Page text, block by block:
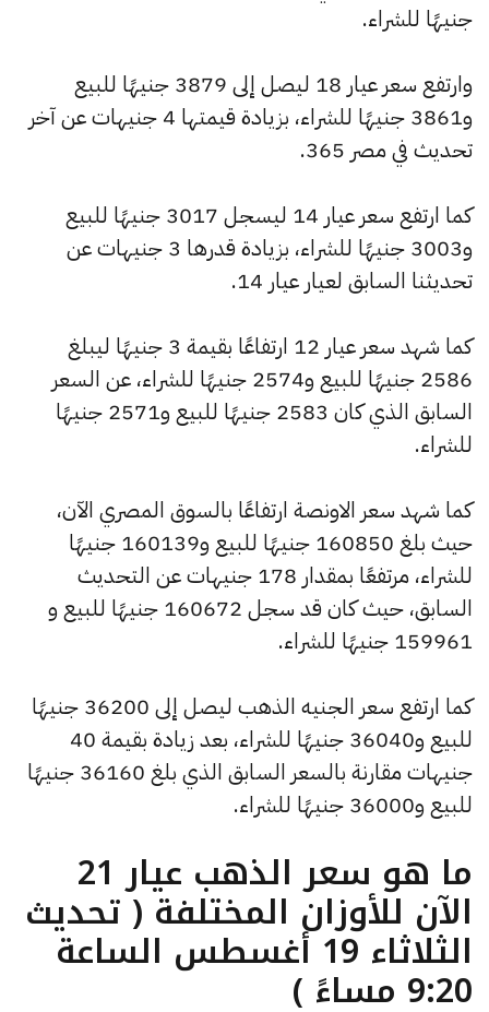
جنيهًا للشراء.
وارتفع سعر عيار 18 ليصل إلى 3879 جنيهًا للبيع
و3861 جنيهًا للشراء، بزيادة قيمتها 4 جنيهات عن آخر
تحديث في مصر 365.
كما ارتفع سعر عيار 14 ليسجل 3017 جنيهًا للبيع
و3003 جنيهًا للشراء، بزيادة قدرها 3 جنيهات عن
تحديثنا السابق لعيار عيار 14.
كما شهد سعر عيار 12 ارتفاعًا بقيمة 3 جنيهًا ليبلغ
2586 جنيهًا للبيع و2574 جنيهًا للشراء، عن السعر
السابق الذي كان 2583 جنيهًا للبيع و2571 جنيهًا
للشراء.
كما شهد سعر الاونصة ارتفاعًا بالسوق المصري الآن،
حيث بلغ 160850 جنيهًا للبيع و160139 جنيهًا
للشراء، مرتفعًا بمقدار 178 جنيهات عن التحديث
السابق، حيث كان قد سجل 160672 جنيهًا للبيع و
159961 جنيهًا للشراء.
كما ارتفع سعر الجنيه الذهب ليصل إلى 36200 جنيهًا
للبيع و36040 جنيهًا للشراء، بعد زيادة بقيمة 40
جنيهات مقارنة بالسعر السابق الذي بلغ 36160 جنيهًا
للبيع و36000 جنيهًا للشراء.
ما هو سعر الذهب عيار 21
الآن للأوزان المختلفة ( تحديث
الثلاثاء 19 أغسطس الساعة
9:20 مساءً )